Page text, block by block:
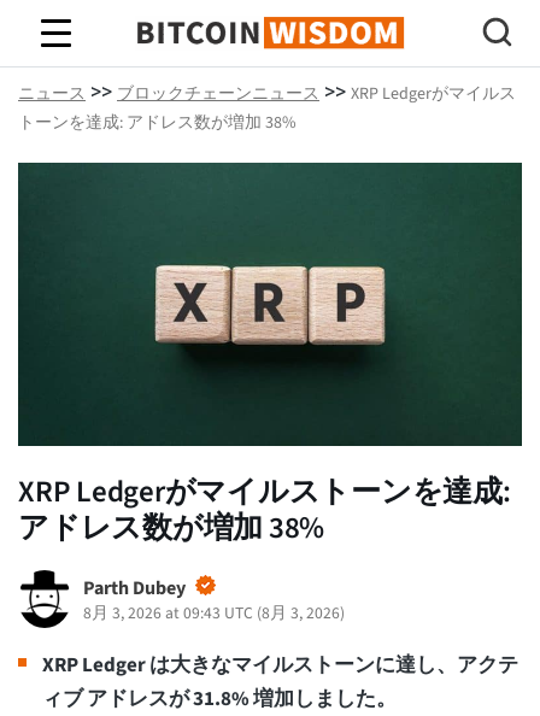
ビットコインの知恵
ニュース >> ブロックチェーンニュース >> XRP Ledgerがマイルス
トーンを達成: アドレス数が増加 38%
XRP Ledgerがマイルストーンを達成:
アドレス数が増加 38%
Parth Dubey
8月 3, 2026 at 09:43 UTC (8月 3, 2026)
XRP Ledger は大きなマイルストーンに達し、アクテ
ィブ アドレスが 31.8% 増加しました。